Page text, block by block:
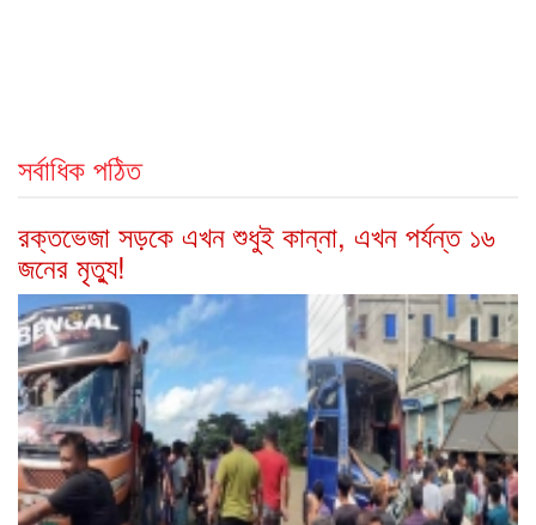
সর্বাধিক পঠিত
রক্তভেজা সড়কে এখন শুধুই কান্না, এখন পর্যন্ত ১৬
জনের মৃত্যু!